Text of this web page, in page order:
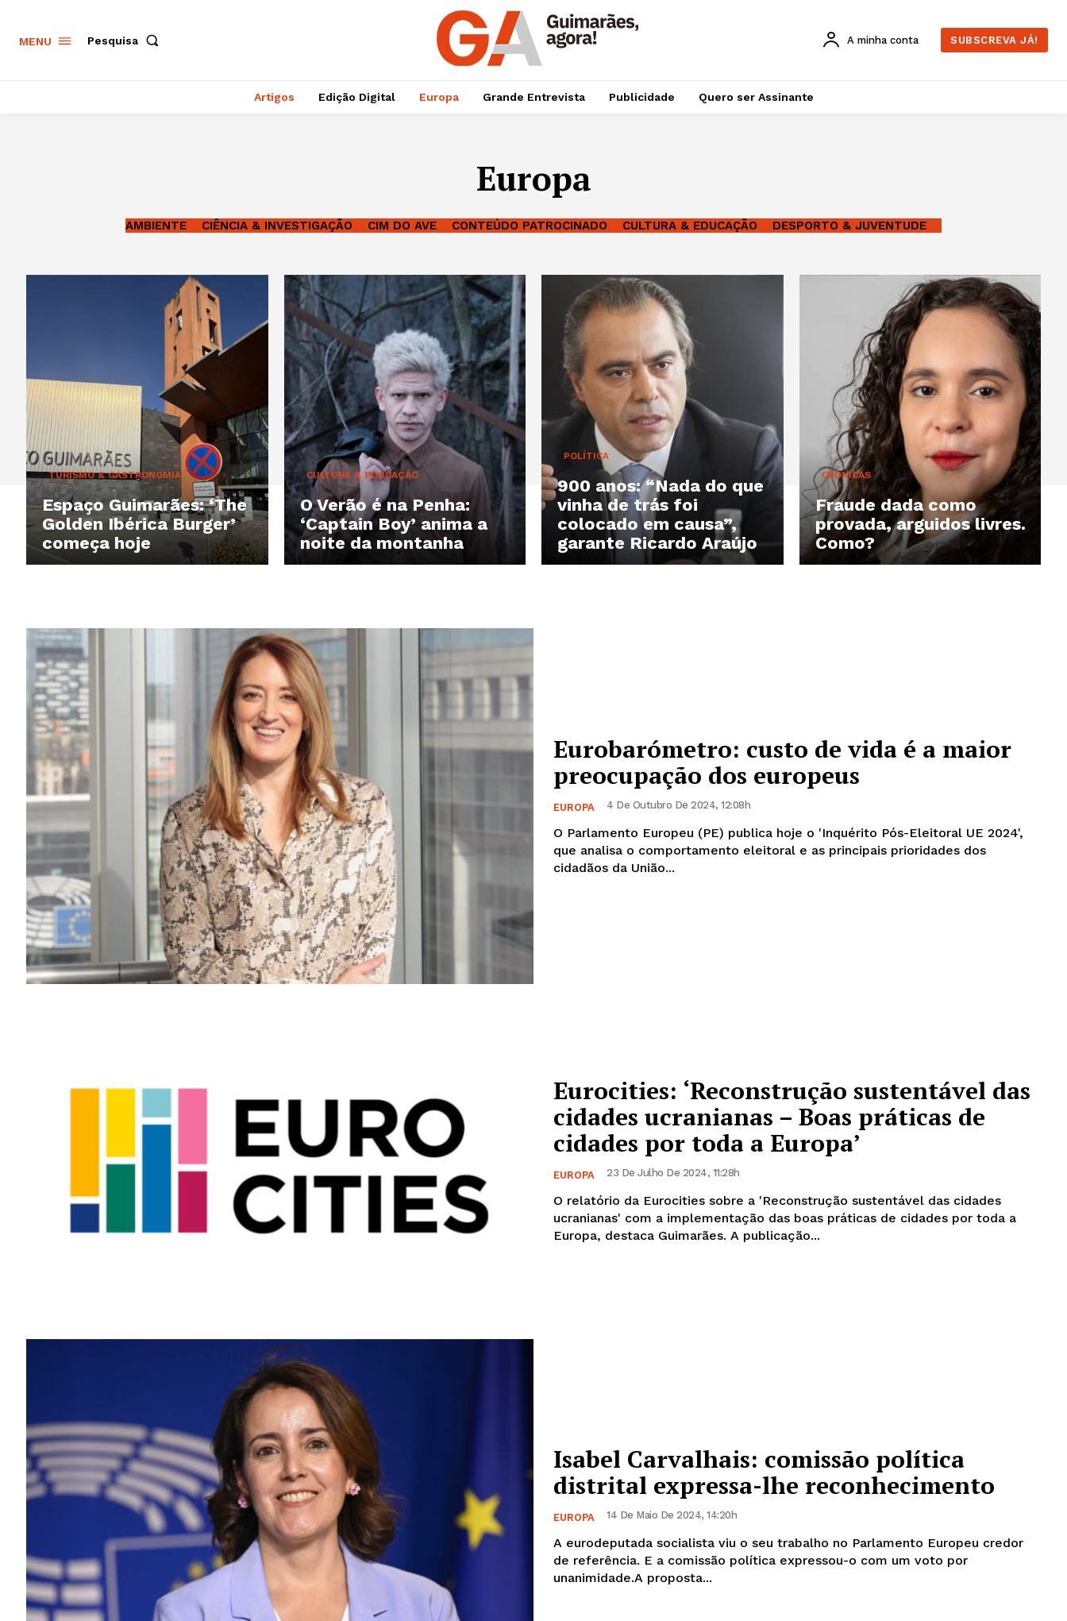
MENU Pesquisa A minha conta SUBSCREVA JÁ!
Artigos Edição Digital Europa Grande Entrevista Publicidade Quero ser Assinante
Europa
AMBIENTE CIÊNCIA & INVESTIGAÇÃO CIM DO AVE CONTEÚDO PATROCINADO CULTURA & EDUCAÇÃO DESPORTO & JUVENTUDE
TURISMO & GASTRONOMIA
Espaço Guimarães: ‘The
Golden Ibérica Burger’
começa hoje
CULTURA & EDUCAÇÃO
O Verão é na Penha:
‘Captain Boy’ anima a
noite da montanha
POLÍTICA
900 anos: “Nada do que
vinha de trás foi
colocado em causa”,
garante Ricardo Araújo
CRÓNICAS
Fraude dada como
provada, arguidos livres.
Como?
Eurobarómetro: custo de vida é a maior
preocupação dos europeus
EUROPA 4 De Outubro De 2024, 12:08h
O Parlamento Europeu (PE) publica hoje o 'Inquérito Pós-Eleitoral UE 2024',
que analisa o comportamento eleitoral e as principais prioridades dos
cidadãos da União...
Eurocities: ‘Reconstrução sustentável das
cidades ucranianas – Boas práticas de
cidades por toda a Europa’
EUROPA 23 De Julho De 2024, 11:28h
O relatório da Eurocities sobre a 'Reconstrução sustentável das cidades
ucranianas' com a implementação das boas práticas de cidades por toda a
Europa, destaca Guimarães. A publicação...
Isabel Carvalhais: comissão política
distrital expressa-lhe reconhecimento
EUROPA 14 De Maio De 2024, 14:20h
A eurodeputada socialista viu o seu trabalho no Parlamento Europeu credor
de referência. E a comissão política expressou-o com um voto por
unanimidade.A proposta...